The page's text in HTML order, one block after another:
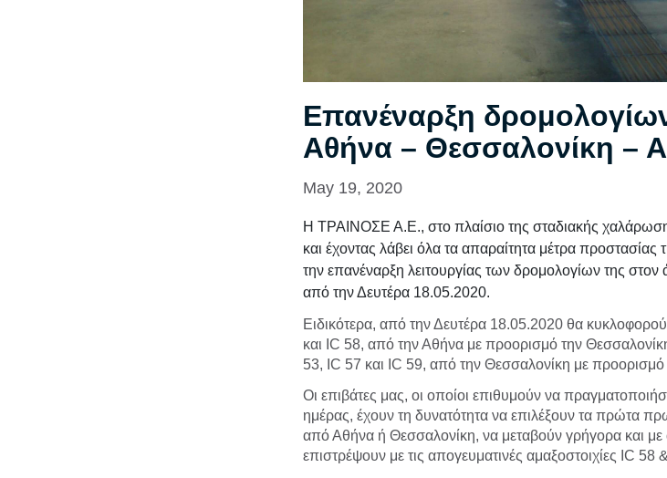
Επανέναρξη
Αθήνα – Θεσσαλονίκη –
May 19, 2020
Η ΤΡΑΙΝΟΣΕ Α.Ε., στο πλαίσιο της σταδιακής
και έχοντας λάβει όλα τα απαραίτητα μέτρα προστασίας
την επανέναρξη λειτουργίας των δρομολογίων της στον
από την Δευτέρα 18.05.2020.
Ειδικότερα, από την Δευτέρα 18.05.2020 θα
και IC 58, από την Αθήνα με προορισμό την
53, IC 57 και IC 59, από την Θεσσαλονίκη με
Oι επιβάτες μας, οι οποίοι επιθυμούν να
ημέρας, έχουν τη δυνατότητα να επιλέξουν τα πρώτα
από Αθήνα ή Θεσσαλονίκη, να μεταβούν γρήγορα και με
επιστρέψουν με τις απογευματινές αμαξοστοιχίες IC 58